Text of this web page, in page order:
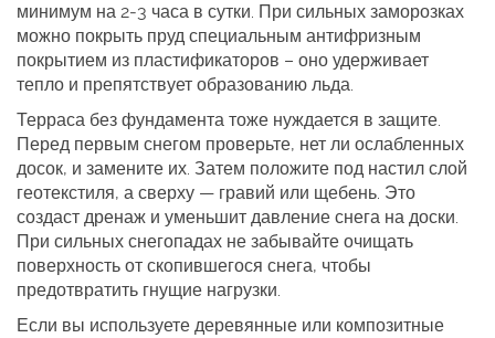
минимум на 2‑3 часа в сутки. При сильных заморозках
можно покрыть пруд специальным антифризным
покрытием из пластификаторов – оно удерживает
тепло и препятствует образованию льда.
Терраса без фундамента тоже нуждается в защите.
Перед первым снегом проверьте, нет ли ослабленных
досок, и замените их. Затем положите под настил слой
геотекстиля, а сверху — гравий или щебень. Это
создаст дренаж и уменьшит давление снега на доски.
При сильных снегопадах не забывайте очищать
поверхность от скопившегося снега, чтобы
предотвратить гнущие нагрузки.
Если вы используете деревянные или композитные